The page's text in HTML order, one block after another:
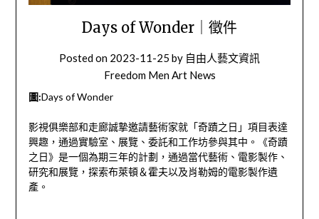
Days of Wonder｜徵件
Posted on 2023-11-25 by 自由人藝文資訊
Freedom Men Art News
圖:Days of Wonder
影視俱樂部和走廊誠摯邀請藝術家就「奇蹟之日」項目表達
興趣，通過實驗室、展覽、委託和工作坊參與其中。《奇蹟
之日》是一個為期三年的計劃，通過當代藝術、電影製作、
研究和展覽，探索布萊頓＆霍夫以及肖勒姆的電影製作遺
產。